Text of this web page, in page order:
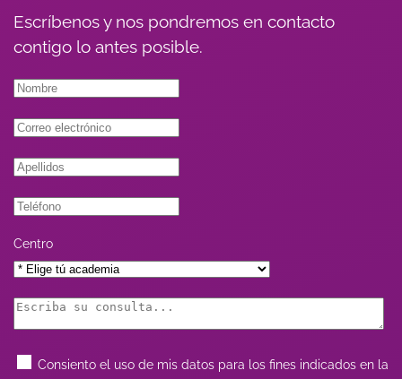
Escríbenos y nos pondremos en contacto
contigo lo antes posible.
Centro
Consiento el uso de mis datos para los fines indicados en la